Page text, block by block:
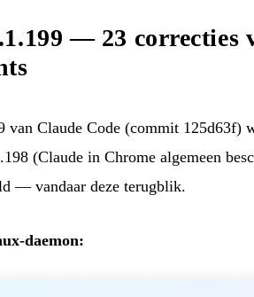
— 23 correcties
Claude Code (commit 125d63f)
(Claude in Chrome algemeen
— vandaar deze terugblik.
daemon: